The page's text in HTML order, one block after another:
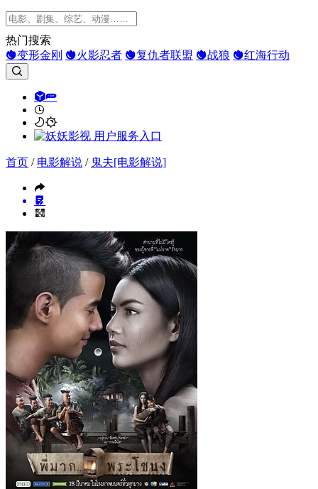
热门搜索
变形金刚
火影忍者 复仇者联盟 战狼 红海行动
首页 / 电影解说 / 鬼夫[电影解说]